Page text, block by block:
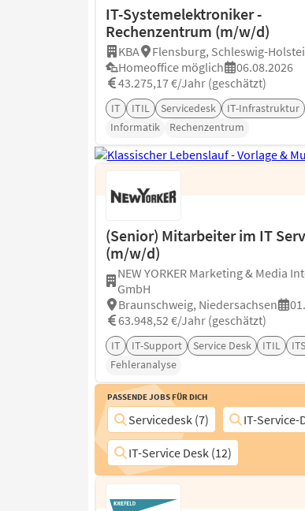
IT-Systemelektroniker -
Rechenzentrum (m/w/d)
KBA
Flensburg, Schleswig-
Homeoffice möglich
06.08.2026
43.275,17 €/Jahr (geschätzt)
IT ITIL Servicedesk IT-Infrastruktur
Informatik
Rechenzentrum
(Senior) Mitarbeiter im IT
(m/w/d)
NEW YORKER Marketing & Media
GmbH
Braunschweig, Niedersachsen
63.948,52 €/Jahr (geschätzt)
IT IT-Support Service Desk ITIL
Fehleranalyse
Passende Jobs für Dich
Servicedesk (7)
IT-Service-
IT-Service Desk (12)